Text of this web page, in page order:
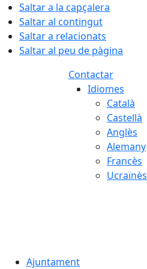
Saltar a la capçalera
Saltar al contingut
Saltar a relacionats
Saltar al peu de pàgina
Contactar
Idiomes
Català
Castellà
Anglès
Alemany
Francès
Ucraïnès
Ajuntament